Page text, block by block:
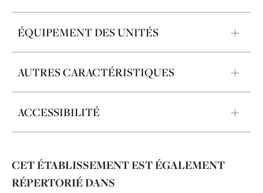
ÉQUIPEMENT DES UNITÉS
AUTRES CARACTÉRISTIQUES
ACCESSIBILITÉ
CET ÉTABLISSEMENT EST ÉGALEMENT
RÉPERTORIÉ DANS